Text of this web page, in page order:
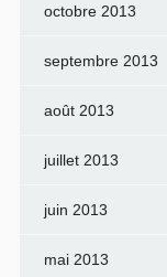
octobre 2013
septembre 2013
août 2013
juillet 2013
juin 2013
mai 2013